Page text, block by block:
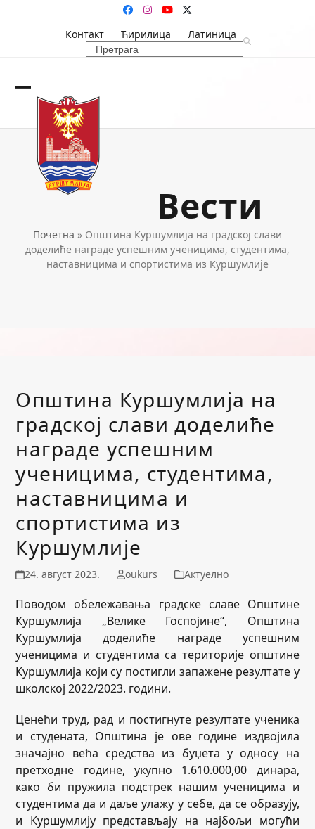
Facebook
Instagram
YouTubeTwitter
Контакт
Ћирилица
Латиница
Search
Open
mobile
menu
Close
mobile
menu
Вести
Почетна » Општина Куршумлија на градској слави
доделиће награде успешним ученицима, студентима,
наставницима и спортистима из Куршумлије
Општина Куршумлија на
градској слави доделиће
награде успешним
ученицима, студентима,
наставницима и
спортистима из
Куршумлије
24. август 2023. oukurs Актуелно
Поводом обележавања градске славе Општине
Куршумлија „Велике Госпојине“, Општина
Куршумлија доделиће награде успешним
ученицима и студентима са територије општине
Куршумлија који су постигли запажене резултате у
школској 2022/2023. години.
Ценећи труд, рад и постигнуте резултате ученика
и студената, Општина је ове године издвојила
значајно већа средства из буџета у односу на
претходне године, укупно 1.610.000,00 динара,
како би пружила подстрек нашим ученицима и
студентима да и даље улажу у себе, да се образују,
и Куршумлију представљају на најбољи могући